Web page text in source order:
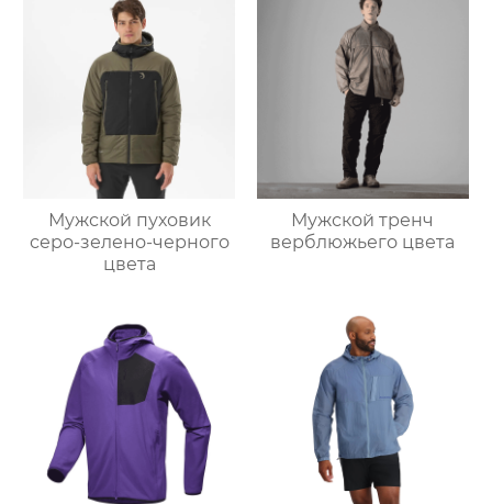
Мужской пуховик
серо-зелено-черного
цвета
Мужской тренч
верблюжьего цвета